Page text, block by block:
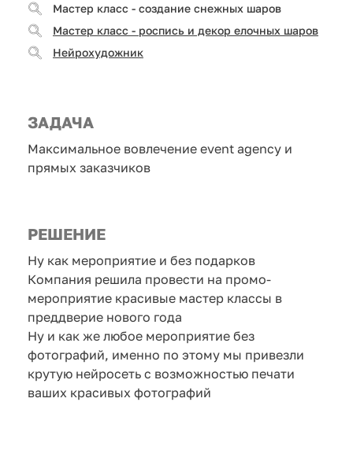
Мастер класс - создание снежных шаров
Мастер класс - роспись и декор елочных шаров
Нейрохудожник
ЗАДАЧА
Максимальное вовлечение event agency и
прямых заказчиков
РЕШЕНИЕ
Ну как мероприятие и без подарков
Компания решила провести на промо-
мероприятие красивые мастер классы в
преддверие нового года
Ну и как же любое мероприятие без
фотографий, именно по этому мы привезли
крутую нейросеть с возможностью печати
ваших красивых фотографий